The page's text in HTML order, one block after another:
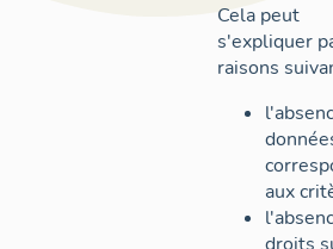
Cela peut
s'expliquer
raisons
aux